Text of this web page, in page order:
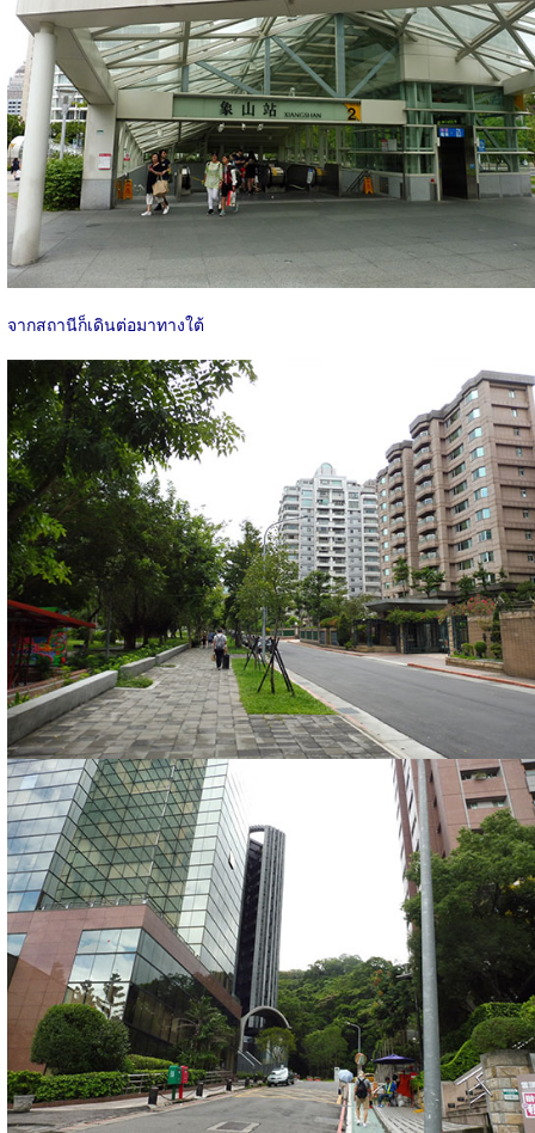
จากสถานีก็เดินต่อมาทางใต้